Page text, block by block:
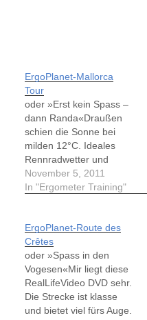
ErgoPlanet-Mallorca
Tour
oder »Erst kein Spass –
dann Randa«Draußen
schien die Sonne bei
milden 12°C. Ideales
Rennradwetter und
einige Touren waren
heute auch im Internet
Schulter immer noch
und ich wollte es nicht
riskieren, auf der Straße
die Verletzung noch zu
verschlimmern. So blieb
mir nur der…
November 5, 2011
In "Ergometer Training"
ErgoPlanet-Route des
Crêtes
oder »Spass in den
Vogesen«Mir liegt diese
RealLifeVideo DVD sehr.
Die Strecke ist klasse
und bietet viel fürs Auge.